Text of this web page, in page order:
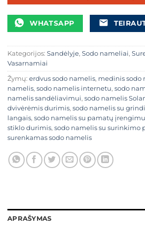
WHATSAPP
Kategorijos: Sandėlyje, Sodo nameliai,
Vasarnamiai
Žymų: erdvus sodo namelis, medinis sodo
namelis, sodo namelis internetu, sodo
namelis sandėliavimui, sodo namelis
dvivėrėmis durimis, sodo namelis su
langais, sodo namelis su pamatų įrengimu
stiklo durimis, sodo namelis su surinkimo
surenkamas sodo namelis
APRAŠYMAS